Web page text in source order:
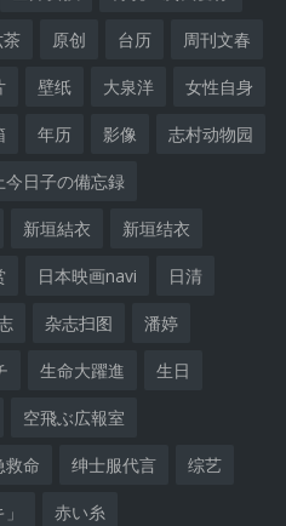
原创 台历 周刊文春
壁纸 大泉洋 女性自身
年历 影像 志村动物园
今日子の備忘録
新垣結衣 新垣结衣
日本映画navi 日清
杂志扫图 潘婷
生命大躍進 生日
空飛ぶ広報室
救命 绅士服代言 综艺
赤い糸